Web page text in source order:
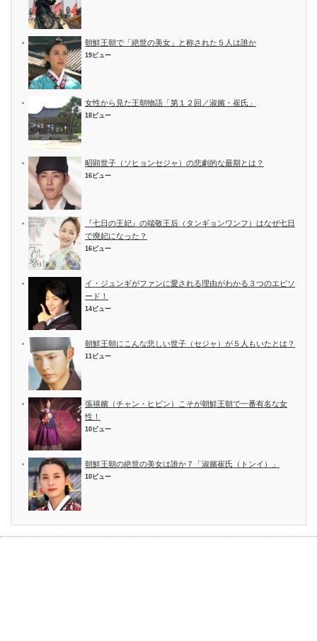
朝鮮王朝で「絶世の美女」と称された５人は誰か
19ビュー
女性から見た王朝物語「第１２回／淑嬪・崔氏」
18ビュー
昭顕世子（ソヒョンセジャ）の悲劇的な最期とは？
16ビュー
『七日の王妃』の端敬王后（タンギョンワンフ）はなぜ七日
で廃妃になった？
16ビュー
イ・ジュンギがファンに愛される理由がわかる３つのエピソ
ード！
14ビュー
朝鮮王朝にこんな悲しい世子（セジャ）が５人もいたとは？
11ビュー
張禧嬪（チャン・ヒビン）こそが朝鮮王朝で一番有名な女
性！
10ビュー
朝鮮王朝の絶世の美女は誰か７「淑嬪崔氏（トンイ）」
10ビュー